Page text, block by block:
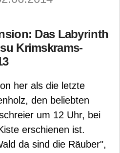
Das Labyrinth
Krimskrams-
her als die letzte
den beliebten
um 12 Uhr, bei
erschienen ist.
da sind die Räuber",